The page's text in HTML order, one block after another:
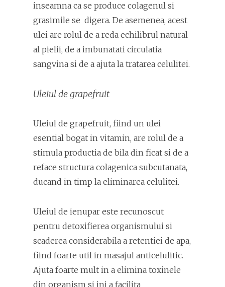
inseamna ca se produce colagenul si
grasimile se digera. De asemenea, acest
ulei are rolul de a reda echilibrul natural
al pielii, de a imbunatati circulatia
sangvina si de a ajuta la tratarea celulitei.
Uleiul de grapefruit
Uleiul de grapefruit, fiind un ulei
esential bogat in vitamin, are rolul de a
stimula productia de bila din ficat si de a
reface structura colagenica subcutanata,
ducand in timp la eliminarea celulitei.
Uleiul de ienupar este recunoscut
pentru detoxifierea organismului si
scaderea considerabila a retentiei de apa,
fiind foarte util in masajul anticelulitic.
Ajuta foarte mult in a elimina toxinele
din organism si ini a facilita